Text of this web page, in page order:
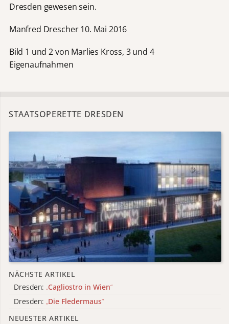
Dresden gewesen sein.
Manfred Drescher 10. Mai 2016
Bild 1 und 2 von Marlies Kross, 3 und 4
Eigenaufnahmen
STAATSOPERETTE DRESDEN
NÄCHSTE ARTIKEL
Dresden: „Cagliostro in Wien“
Dresden: „Die Fledermaus“
NEUESTER ARTIKEL